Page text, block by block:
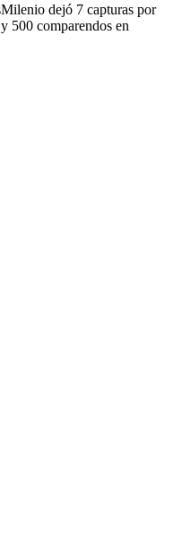
dejó 7 capturas por
500 comparendos en